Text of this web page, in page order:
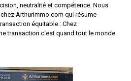
neutralité et compétence. Nous
Arthurimmo.com qui résume
équitable : Chez
transaction c'est quand tout le monde